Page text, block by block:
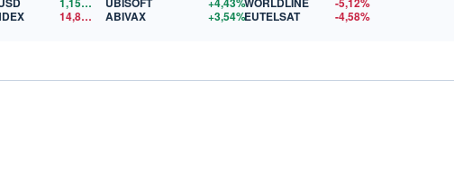
14,87$USABIVAX
+3,54%EUTELSAT
-4,58%